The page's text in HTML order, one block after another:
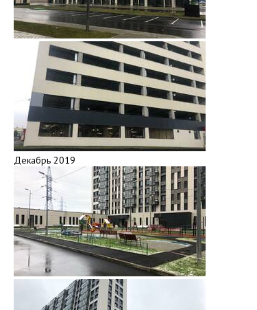
Декабрь 2019